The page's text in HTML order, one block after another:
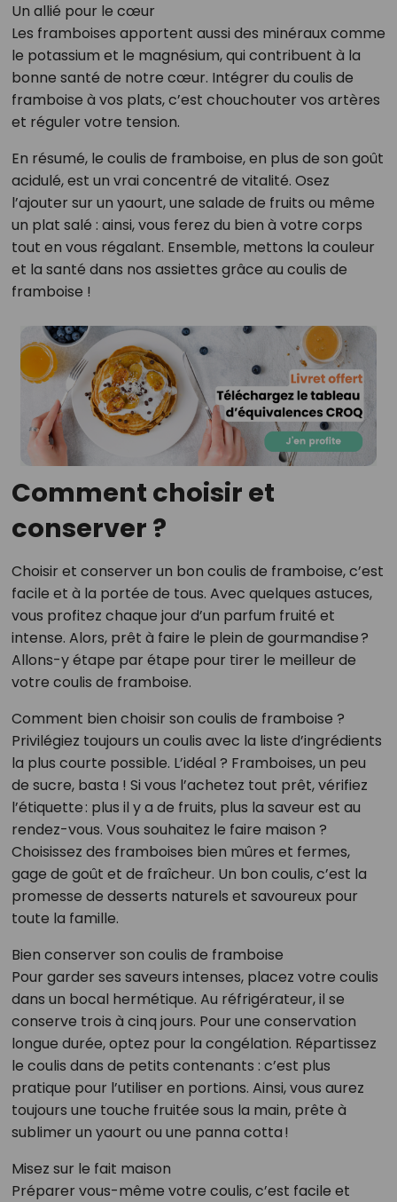
Un allié pour le cœur
Les framboises apportent aussi des minéraux comme
le potassium et le magnésium, qui contribuent à la
bonne santé de notre cœur. Intégrer du coulis de
framboise à vos plats, c’est chouchouter vos artères
et réguler votre tension.
En résumé, le coulis de framboise, en plus de son goût
acidulé, est un vrai concentré de vitalité. Osez
l’ajouter sur un yaourt, une salade de fruits ou même
un plat salé : ainsi, vous ferez du bien à votre corps
tout en vous régalant. Ensemble, mettons la couleur
et la santé dans nos assiettes grâce au coulis de
framboise !
Comment choisir et
conserver ?
Choisir et conserver un bon coulis de framboise, c’est
facile et à la portée de tous. Avec quelques astuces,
vous profitez chaque jour d’un parfum fruité et
intense. Alors, prêt à faire le plein de gourmandise ?
Allons-y étape par étape pour tirer le meilleur de
votre coulis de framboise.
Comment bien choisir son coulis de framboise ?
Privilégiez toujours un coulis avec la liste d’ingrédients
la plus courte possible. L’idéal ? Framboises, un peu
de sucre, basta ! Si vous l’achetez tout prêt, vérifiez
l’étiquette : plus il y a de fruits, plus la saveur est au
rendez-vous. Vous souhaitez le faire maison ?
Choisissez des framboises bien mûres et fermes,
gage de goût et de fraîcheur. Un bon coulis, c’est la
promesse de desserts naturels et savoureux pour
toute la famille.
Bien conserver son coulis de framboise
Pour garder ses saveurs intenses, placez votre coulis
dans un bocal hermétique. Au réfrigérateur, il se
conserve trois à cinq jours. Pour une conservation
longue durée, optez pour la congélation. Répartissez
le coulis dans de petits contenants : c’est plus
pratique pour l’utiliser en portions. Ainsi, vous aurez
toujours une touche fruitée sous la main, prête à
sublimer un yaourt ou une panna cotta !
Misez sur le fait maison
Préparer vous-même votre coulis, c’est facile et